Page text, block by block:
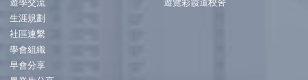
生涯規劃
社區連繫
學會組織
早會分享